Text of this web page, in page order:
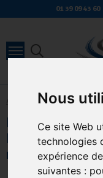
Nous
Ce site Web
technologies
expérience
suivantes :
01 39 09 43 60
-Hygiène des
Distributeur
Distributeur
nettoyants